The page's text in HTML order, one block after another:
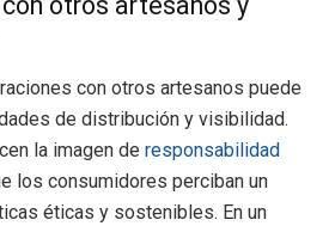
con otros artesanos puede
de distribución y visibilidad.
la imagen de responsabilidad
los consumidores perciban un
éticas y sostenibles. En un